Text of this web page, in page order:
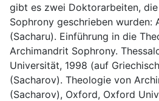
gibt es zwei Doktorarbeiten,
Sophrony geschrieben wurden:
(Sacharu). Einführung in die
Archimandrit Sophrony.
Universität, 1998 (auf
(Sacharov). Theologie von
(Sacharov), Oxford, Oxford